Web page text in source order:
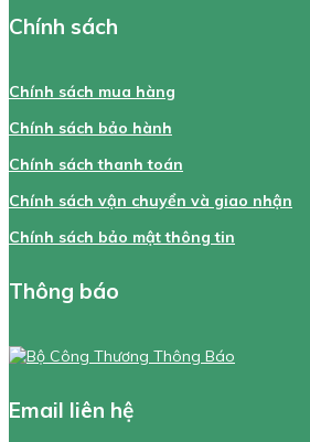
Chính sách
Chính sách mua hàng
Chính sách bảo hành
Chính sách thanh toán
Chính sách vận chuyển và giao nhận
Chính sách bảo mật thông tin
Thông báo
Email liên hệ